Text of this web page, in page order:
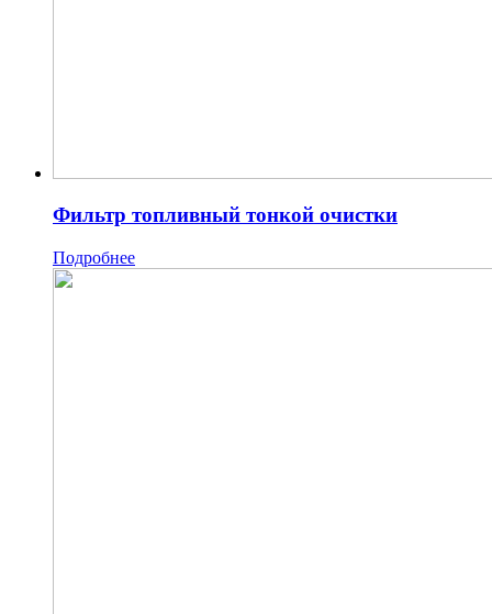
Фильтр топливный тонкой очистки
Подробнее